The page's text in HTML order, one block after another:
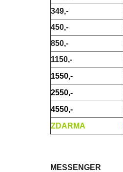
349,-
450,-
850,-
1150,-
1550,-
2550,-
4550,-
ZDARMA
MESSENGER